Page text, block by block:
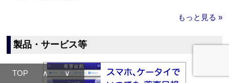
もっと見る »
製品・サービス等
TOP ∧ ∨